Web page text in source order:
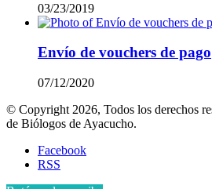
03/23/2019
Envío de vouchers de pago
07/12/2020
© Copyright 2026, Todos los derechos
de Biólogos de Ayacucho.
Facebook
RSS